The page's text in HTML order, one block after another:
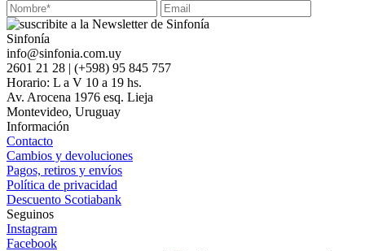
Sinfonía
info@sinfonia.com.uy
2601 21 28 | (+598) 95 845 757
Horario: L a V 10 a 19 hs.
Av. Arocena 1976 esq. Lieja
Montevideo, Uruguay
Información
Contacto
Cambios y devoluciones
Pagos, retiros y envíos
Política de privacidad
Descuento Scotiabank
Seguinos
Instagram
Facebook